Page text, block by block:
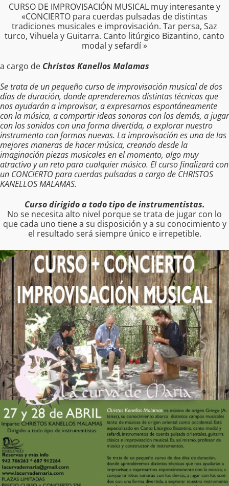
CURSO DE IMPROVISACIÓN MUSICAL muy interesante y
«CONCIERTO para cuerdas pulsadas de distintas
tradiciones musicales e improvisación. Tar persa, Saz
turco, Vihuela y Guitarra. Canto litúrgico Bizantino, canto
modal y sefardí »
a cargo de Christos Kanellos Malamas
Se trata de un pequeño curso de improvisación musical de dos
días de duración, donde aprenderemos distintas técnicas que
nos ayudarán a improvisar, a expresarnos espontáneamente
con la música, a compartir ideas sonoras con los demás, a jugar
con los sonidos con una forma divertida, a explorar nuestro
instrumento con formas nuevas. La improvisación es una de las
mejores maneras de hacer música, creando desde la
imaginación piezas musicales en el momento, algo muy
atractivo y un reto para cualquier músico. El curso finalizará con
un CONCIERTO para cuerdas pulsadas a cargo de CHRISTOS
KANELLOS MALAMAS.
Curso dirigido a todo tipo de instrumentistas.
No se necesita alto nivel porque se trata de jugar con lo
que cada uno tiene a su disposición y a su conocimiento y
el resultado será siempre único e irrepetible.